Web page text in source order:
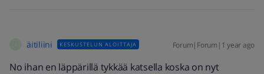
äitiliini KESKUSTELUN ALOITTAJA Forum|Forum|1 year ago
No ihan en läppärillä tykkää katsella koska on nyt